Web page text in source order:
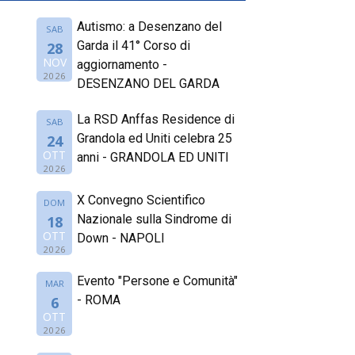
SAB
28
NOV
2026
Autismo: a Desenzano del
Garda il 41° Corso di
aggiornamento -
DESENZANO DEL GARDA
SAB
24
OTT
2026
La RSD Anffas Residence di
Grandola ed Uniti celebra 25
anni - GRANDOLA ED UNITI
DOM
18
OTT
2026
X Convegno Scientifico
Nazionale sulla Sindrome di
Down - NAPOLI
MAR
6
OTT
2026
Evento "Persone e Comunità"
- ROMA